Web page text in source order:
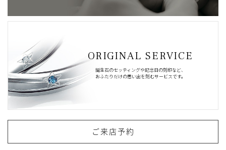
ORIGINAL SERVICE
誕生石のセッティングや記念日の刻印など、
おふたりだけの思い出を刻むサービスです。
ご来店予約